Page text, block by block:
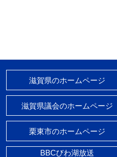
滋賀県のホームページ
滋賀県議会のホームページ
栗東市のホームページ
BBCびわ湖放送